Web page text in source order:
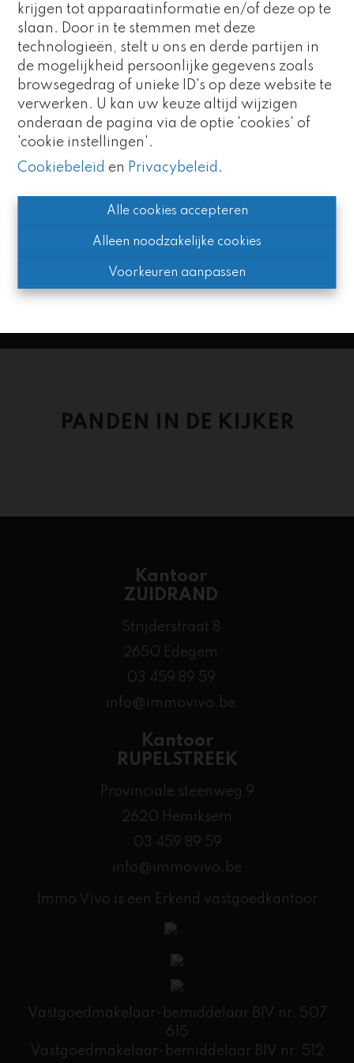
krijgen tot apparaatinformatie en/of deze op te
slaan. Door in te stemmen met deze
technologieën, stelt u ons en derde partijen in
de mogelijkheid persoonlijke gegevens zoals
browsegedrag of unieke ID's op deze website te
verwerken. U kan uw keuze altijd wijzigen
onderaan de pagina via de optie 'cookies' of
'cookie instellingen'.
Cookiebeleid en Privacybeleid .
Alle cookies accepteren
Alleen noodzakelijke cookies
Voorkeuren aanpassen
Hou me op de hoogte
Wenst u in primeur ons aanbod te
voldoet? Schrijf u dan zeker in.
Hou me op de hoogte
PANDEN IN DE KIJKER
Kantoor
ZUIDRAND
Strijderstraat 8
2650 Edegem
03 459 89 59
info@immovivo.be
Kantoor
RUPELSTREEK
Provinciale steenweg 9
2620 Hemiksem
03 459 89 59
info@immovivo.be
Immo Vivo is een Erkend vastgoedkantoor
Vastgoedmakelaar-bemiddelaar BIV nr. 507
615
Vastgoedmakelaar-bemiddelaar BIV nr. 512
Goed nieuws!
Immo Vivo maakt nu deel uit
van deAltro Vastgoedgroep.
Zo blijven we uw vertrouwde
partner, met nog meer